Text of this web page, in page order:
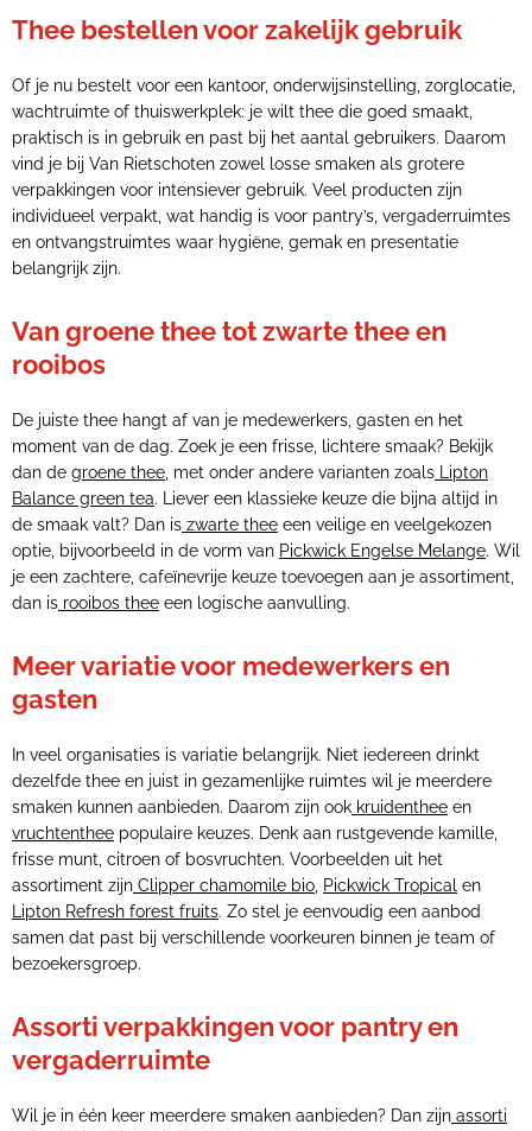
Thee bestellen voor zakelijk gebruik
Of je nu bestelt voor een kantoor, onderwijsinstelling, zorglocatie,
wachtruimte of thuiswerkplek: je wilt thee die goed smaakt,
praktisch is in gebruik en past bij het aantal gebruikers. Daarom
vind je bij Van Rietschoten zowel losse smaken als grotere
verpakkingen voor intensiever gebruik. Veel producten zijn
individueel verpakt, wat handig is voor pantry’s, vergaderruimtes
en ontvangstruimtes waar hygiëne, gemak en presentatie
belangrijk zijn.
Van groene thee tot zwarte thee en
rooibos
De juiste thee hangt af van je medewerkers, gasten en het
moment van de dag. Zoek je een frisse, lichtere smaak? Bekijk
dan de groene thee , met onder andere varianten zoals Lipton
Balance green tea. Liever een klassieke keuze die bijna altijd in
de smaak valt? Dan is zwarte thee een veilige en veelgekozen
optie, bijvoorbeeld in de vorm van Pickwick Engelse Melange. Wil
je een zachtere, cafeïnevrije keuze toevoegen aan je assortiment,
dan is rooibos thee een logische aanvulling.
Meer variatie voor medewerkers en
gasten
In veel organisaties is variatie belangrijk. Niet iedereen drinkt
dezelfde thee en juist in gezamenlijke ruimtes wil je meerdere
smaken kunnen aanbieden. Daarom zijn ook kruidenthee en
vruchtenthee populaire keuzes. Denk aan rustgevende kamille,
frisse munt, citroen of bosvruchten. Voorbeelden uit het
assortiment zijn Clipper chamomile bio Pickwick Tropical en
Lipton Refresh forest fruits. Zo stel je eenvoudig een aanbod
samen dat past bij verschillende voorkeuren binnen je team of
bezoekersgroep.
Assorti verpakkingen voor pantry en
vergaderruimte
Wil je in één keer meerdere smaken aanbieden? Dan zijn assorti